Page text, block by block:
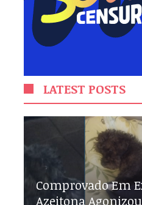
LATEST POSTS
Comprovado Em
Azeitona